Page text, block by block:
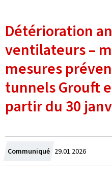
Détérioration
ventilateurs –
mesures
tunnels Grouft
partir du 30
Communiqué Crée
le
29.01.2026